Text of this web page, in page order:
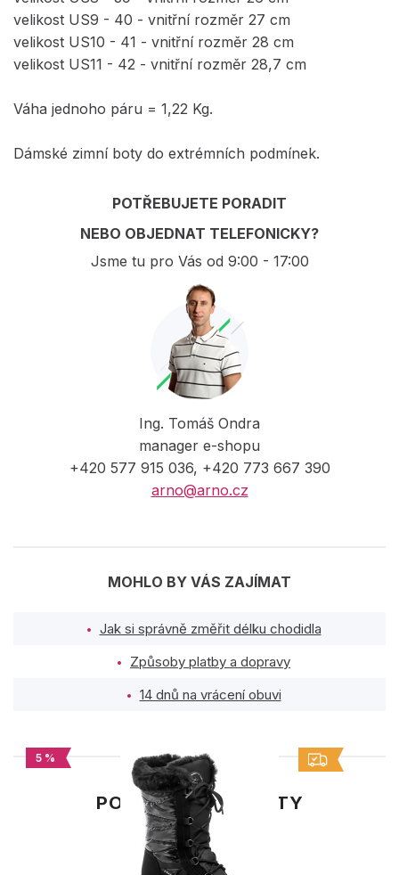
velikost US9 - 40 - vnitřní rozměr 27 cm
velikost US10 - 41 - vnitřní rozměr 28 cm
velikost US11 - 42 - vnitřní rozměr 28,7 cm
Váha jednoho páru = 1,22 Kg.
Dámské zimní boty do extrémních podmínek.
POTŘEBUJETE PORADIT
NEBO OBJEDNAT TELEFONICKY?
Jsme tu pro Vás od 9:00 - 17:00
Ing. Tomáš Ondra
manager e-shopu
+420 577 915 036, +420 773 667 390
arno@arno.cz
MOHLO BY VÁS ZAJÍMAT
Jak si správně změřit délku chodidla
Způsoby platby a dopravy
14 dnů na vrácení obuvi
PODOBNÉ PRODUKTY
5 %